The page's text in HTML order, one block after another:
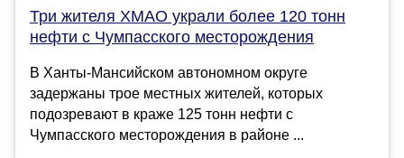
Три жителя ХМАО украли более 120 тонн
нефти с Чумпасского месторождения
В Ханты-Мансийском автономном округе
задержаны трое местных жителей, которых
подозревают в краже 125 тонн нефти с
Чумпасского месторождения в районе ...